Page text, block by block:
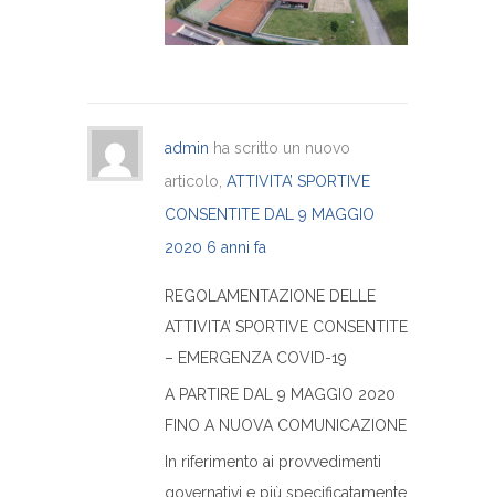
admin ha scritto un nuovo
articolo, ATTIVITA’ SPORTIVE
CONSENTITE DAL 9 MAGGIO
2020 6 anni fa
REGOLAMENTAZIONE DELLE
ATTIVITA’ SPORTIVE CONSENTITE
– EMERGENZA COVID-19
A PARTIRE DAL 9 MAGGIO 2020
FINO A NUOVA COMUNICAZIONE
In riferimento ai provvedimenti
governativi e più specificatamente